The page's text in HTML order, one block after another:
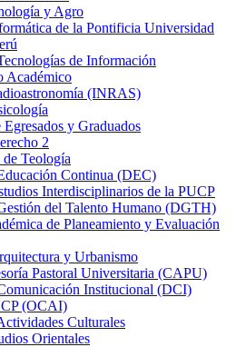
y Agro
de la Pontificia Universidad
de Información
Académico
(INRAS)
y Graduados
2
Teología
Continua (DEC)
Interdisciplinarios de la PUCP
del Talento Humano (DGTH)
de Planeamiento y Evaluación
y Urbanismo
Pastoral Universitaria (CAPU)
Institucional (DCI)
(OCAI)
Culturales
Orientales